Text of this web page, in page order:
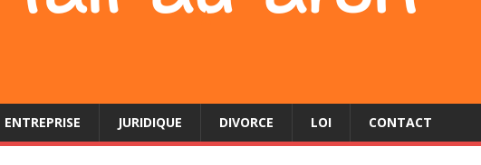
ENTREPRISE JURIDIQUE DIVORCE LOI CONTACT